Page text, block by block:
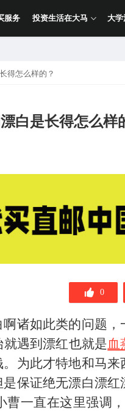
服务 投资生活在大马 大学
得怎么样的？
白是长得怎么样
0
诸如此类的问题，
就遇到漂红也就是血
为此才特地和马来
保证绝无漂白漂红
一直在这里强调，